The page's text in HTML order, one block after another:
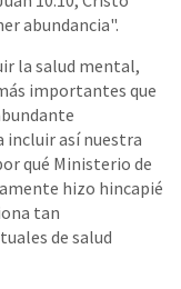
abundancia".
la salud mental,
importantes que
así nuestra
qué Ministerio de
hizo hincapié
tan
de salud